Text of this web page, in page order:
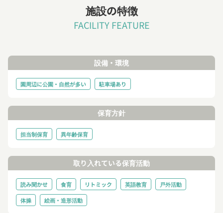
施設の特徴
FACILITY FEATURE
設備・環境
園周辺に公園・自然が多い 駐車場あり
保育方針
担当制保育 異年齢保育
取り入れている保育活動
読み聞かせ 食育 リトミック 英語教育
戸外活動
体操
絵画・造形活動